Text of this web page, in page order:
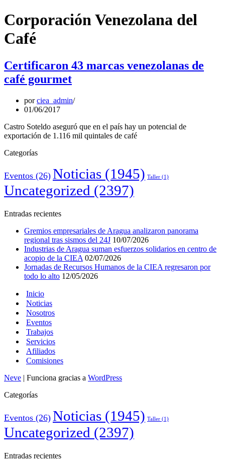
Corporación Venezolana del
Café
Certificaron 43 marcas venezolanas de
café gourmet
porciea_admin
01/06/2017
Castro Soteldo aseguró que en el país hay un potencial de
exportación de 1.116 mil quintales de café
Categorías
Eventos (26) Noticias (1945) Taller (1)
Uncategorized (2397)
Entradas recientes
Gremios empresariales de Aragua analizaron panorama
regional tras sismos del 24J 10/07/2026
Industrias de Aragua suman esfuerzos solidarios en centro de
acopio de la CIEA 02/07/2026
Jornadas de Recursos Humanos de la CIEA regresaron por
todo lo alto 12/05/2026
Inicio
Noticias
Nosotros
Eventos
Trabajos
Servicios
Afiliados
Comisiones
Neve | Funciona gracias a WordPress
Categorías
Eventos (26) Noticias (1945) Taller (1)
Uncategorized (2397)
Entradas recientes